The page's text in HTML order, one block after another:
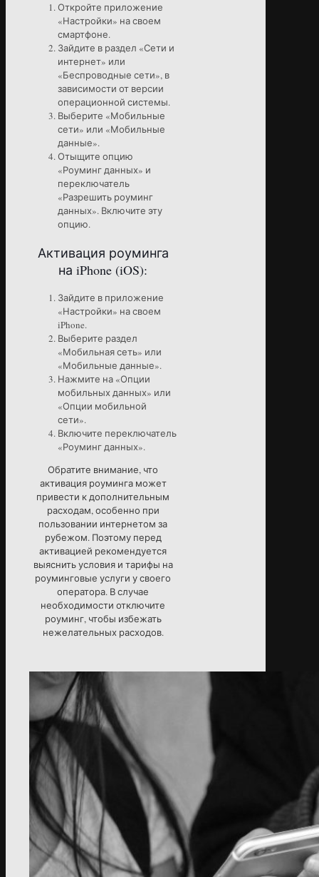
Откройте приложение
«Настройки» на своем
смартфоне.
Зайдите в раздел «Сети и
интернет» или
«Беспроводные сети», в
зависимости от версии
операционной системы.
Выберите «Мобильные
сети» или «Мобильные
данные».
Отыщите опцию
«Роуминг данных» и
переключатель
«Разрешить роуминг
данных». Включите эту
опцию.
Активация роуминга
на iPhone (iOS):
Зайдите в приложение
«Настройки» на своем
iPhone.
Выберите раздел
«Мобильная сеть» или
«Мобильные данные».
Нажмите на «Опции
мобильных данных» или
«Опции мобильной
сети».
Включите переключатель
«Роуминг данных».
Обратите внимание, что
активация роуминга может
привести к дополнительным
расходам, особенно при
пользовании интернетом за
рубежом. Поэтому перед
активацией рекомендуется
выяснить условия и тарифы на
роуминговые услуги у своего
оператора. В случае
необходимости отключите
роуминг, чтобы избежать
нежелательных расходов.